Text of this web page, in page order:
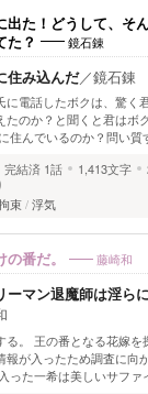
出た！どうして、そ
た？
鏡石錬
住み込んだ／鏡石錬
に電話したボクは、驚く
たのか？と聞くと君はボ
住んでいるのか？問い
完結済 1話 1,413文字
束 浮気
番だ。 藤崎和
ーマン退魔師は淫ら
る。 王の番となる花嫁
報が入ったため調査に向
った一希は美しいサフ